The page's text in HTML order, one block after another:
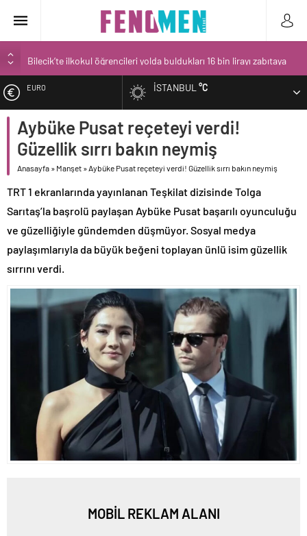
Bilecik’te ilkokul öğrencileri yolda buldukları 16 bin lirayı zabıtaya
Narin’in babası Arif Güran ambulans ile hastaneye götürüldü
Spor salonu işletmecisinin 3 yaşındaki oğlunun gözü önünde
öldürülmesi kamerada
Narin Güran davasında 2. gün! Aramalarda bulunan kırmızı terlik
EURO
ALTIN
BIST
DOLAR
İSTANBUL°C
Aybüke Pusat reçeteyi verdi!
Güzellik sırrı bakın neymiş
Anasayfa » Manşet »Aybüke Pusat reçeteyi verdi! Güzellik sırrı bakın neymiş
TRT 1 ekranlarında yayınlanan Teşkilat dizisinde Tolga
Sarıtaş’la başrolü paylaşan Aybüke Pusat başarılı oyunculuğu
ve güzelliğiyle gündemden düşmüyor. Sosyal medya
paylaşımlarıyla da büyük beğeni toplayan ünlü isim güzellik
sırrını verdi.
MOBİL REKLAM ALANI